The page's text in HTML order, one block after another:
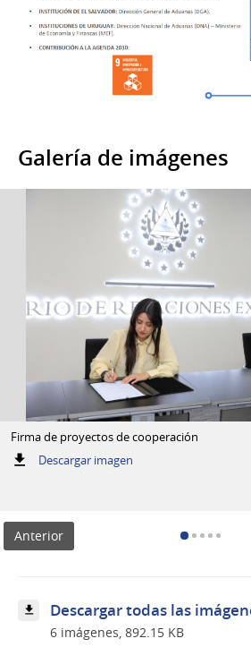
Galería de imágenes
Firma de proyectos de cooperación
Descargar imagen:
cooperación
Anterior
Descargar todas las
6 imágenes, 892.15 KB